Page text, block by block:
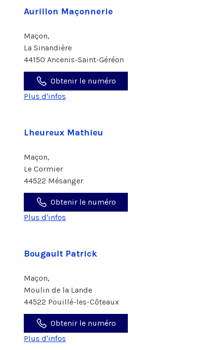
Aurillon Maçonnerie
Maçon,
La Sinandière
44150 Ancenis-Saint-Géréon
Obtenir le numéro
Plus d'infos
Lheureux Mathieu
Maçon,
Le Cormier
44522 Mésanger
Obtenir le numéro
Plus d'infos
Bougault Patrick
Maçon,
Moulin de la Lande
44522 Pouillé-les-Côteaux
Obtenir le numéro
Plus d'infos